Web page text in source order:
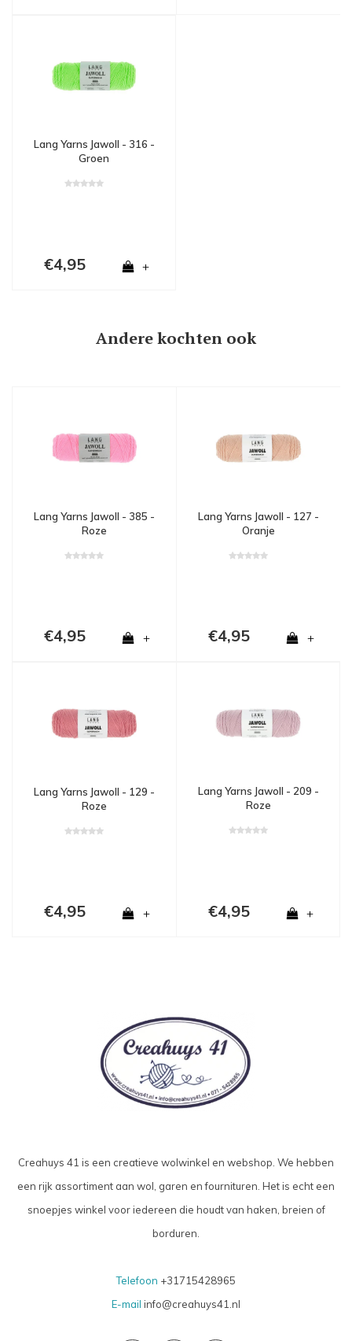
Lang Yarns Jawoll - 316 -
Groen
€4,95 +
Andere kochten ook
Lang Yarns Jawoll - 385 -
Roze
€4,95 +
Lang Yarns Jawoll - 127 -
Oranje
€4,95 +
Lang Yarns Jawoll - 129 -
Roze
€4,95 +
Lang Yarns Jawoll - 209 -
Roze
€4,95 +
Creahuys 41 is een creatieve wolwinkel en webshop. We hebben
een rijk assortiment aan wol, garen en fournituren. Het is echt een
snoepjes winkel voor iedereen die houdt van haken, breien of
borduren.
Telefoon +31715428965
E-mail info@creahuys41.nl